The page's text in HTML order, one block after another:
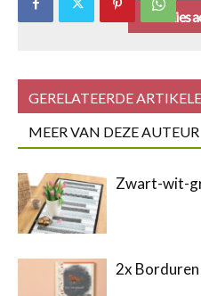
Cookies
GERELATEERDE
MEER VAN DEZE AUTEUR
Zwart-wit-
2x